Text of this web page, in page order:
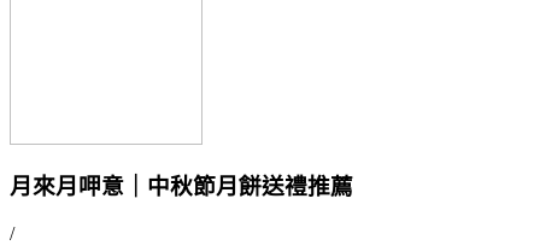
月來月呷意｜中秋節月餅送禮推薦
/